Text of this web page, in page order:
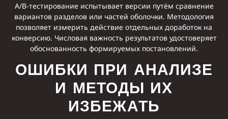
A/B-тестирование испытывает версии путём сравнение
вариантов разделов или частей оболочки. Методология
позволяет измерить действие отдельных доработок на
конверсию. Числовая важность результатов удостоверяет
обоснованность формируемых постановлений.
ОШИБКИ ПРИ АНАЛИЗЕ
И МЕТОДЫ ИХ
ИЗБЕЖАТЬ